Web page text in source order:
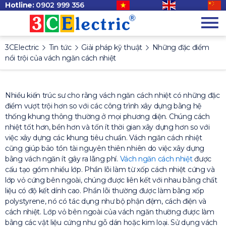
Hotline: 0902 999 356
3CElectric Tin tức Giải pháp kỹ thuật
Những đặc điểm
nổi trội của vách ngăn cách nhiệt
Nhiều kiến trúc sư cho rằng vách ngăn cách nhiệt có những đặc
điểm vượt trội hơn so với các công trình xây dựng bằng hệ
thống khung thông thường ở mọi phương diện. Chúng cách
nhiệt tốt hơn, bền hơn và tốn ít thời gian xây dựng hơn so với
việc xây dựng các khung tiêu chuẩn. Vách ngăn cách nhiệt
cũng giúp bảo tồn tài nguyên thiên nhiên do việc xây dựng
bằng vách ngăn ít gây ra lãng phí. Vách ngăn cách nhiệtđược
cấu tạo gồm nhiều lớp. Phần lõi làm từ xốp cách nhiệt cứng và
lớp vỏ cứng bên ngoài, chúng được liên kết với nhau bằng chất
liệu có độ kết dính cao. Phần lõi thường được làm bằng xốp
polystyrene, nó có tác dụng như bộ phận đệm, cách điện và
cách nhiệt. Lớp vỏ bên ngoài của vách ngăn thường được làm
bằng các vật liệu cứng như gỗ dán hoặc kim loại. Sử dụng vách